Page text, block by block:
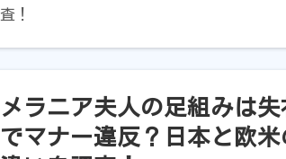
査！
メラニア夫人の足組みは失
でマナー違反？日本と欧米